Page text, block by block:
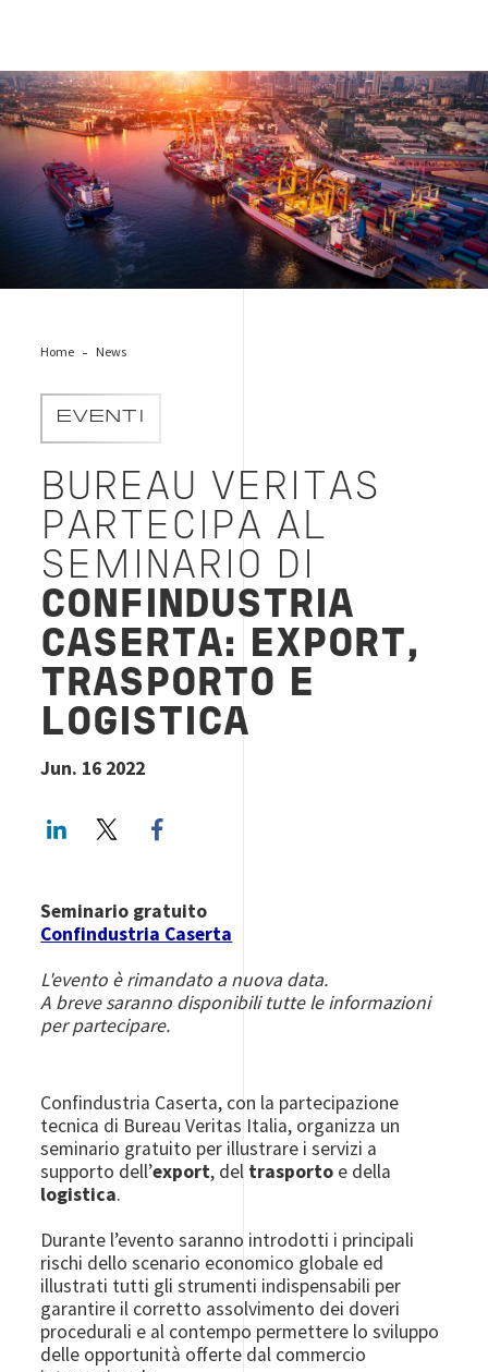
export-cargo
Home News
EVENTI
BUREAU VERITAS
PARTECIPA AL
SEMINARIO DI
CONFINDUSTRIA
CASERTA: EXPORT,
TRASPORTO E
LOGISTICA
Jun. 16 2022
LinkedInTwitter
Seminario gratuito
Confindustria Caserta
L'evento è rimandato a nuova data.
A breve saranno disponibili tutte le informazioni
per partecipare.
Confindustria Caserta, con la partecipazione
tecnica di Bureau Veritas Italia, organizza un
seminario gratuito per illustrare i servizi a
supporto dell’export, del trasporto e della
logistica.
Durante l’evento saranno introdotti i principali
rischi dello scenario economico globale ed
illustrati tutti gli strumenti indispensabili per
garantire il corretto assolvimento dei doveri
procedurali e al contempo permettere lo sviluppo
delle opportunità offerte dal commercio